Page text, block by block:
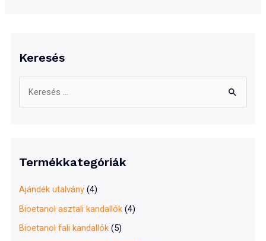
Keresés
f
o
r
Termékkategóriák
Ajándék utalvány (4)
Bioetanol asztali kandallók (4)
Bioetanol fali kandallók (5)